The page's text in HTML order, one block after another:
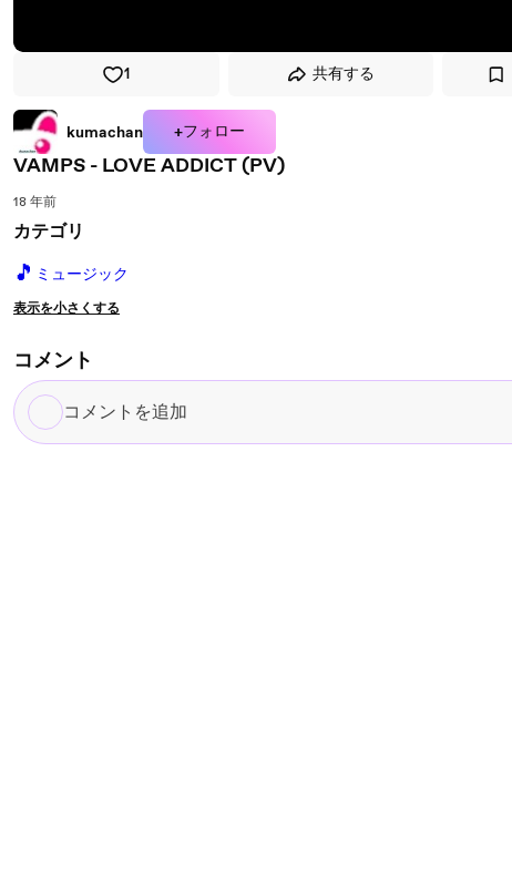
1 共有する
kumachan +フォロー
VAMPS - LOVE ADDICT (PV)
18 年前
カテゴリ
🎵 ミュージック
表示を小さくする
コメント
コ
メ